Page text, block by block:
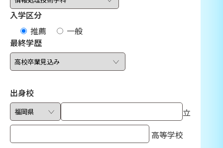
入学区分
推薦
一般
最終学歴
出身校
立
高等学校